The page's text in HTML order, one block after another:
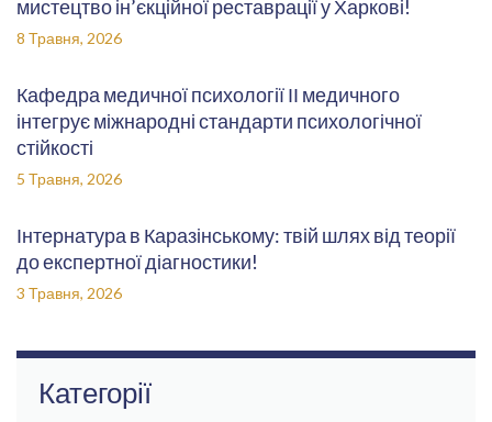
мистецтво ін’єкційної реставрації у Харкові!
8 Травня, 2026
Кафедра медичної психології ІІ медичного
інтегрує міжнародні стандарти психологічної
стійкості
5 Травня, 2026
Інтернатура в Каразінському: твій шлях від теорії
до експертної діагностики!
3 Травня, 2026
Категорії